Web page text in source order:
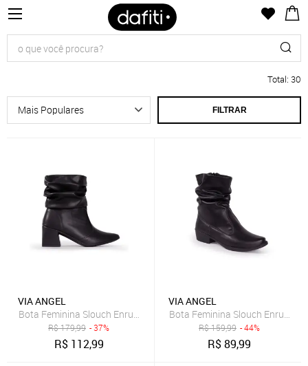
Total: 30
FILTRAR
VIA ANGEL
Bota Feminina Slouch Enrugada Salto Alto Grosso Bico Fino Cano
R$179,99 - 37%
R$ 112,99
VIA ANGEL
R$159,99 - 44%
R$89,99